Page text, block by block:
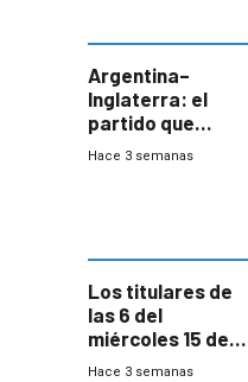
departamental
Argentina–
Inglaterra: el
partido que
nunca termina
Hace 3 semanas
Los titulares de
las 6 del
miércoles 15 de
julio de 2026
Hace 3 semanas